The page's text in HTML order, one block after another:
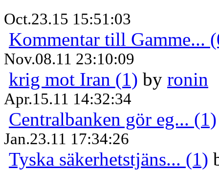
Oct.23.15 15:51:03
Kommentar till Gamme...
Nov.08.11 23:10:09
krig mot Iran (1) by ronin
Apr.15.11 14:32:34
Centralbanken gör eg... (1)
Jan.23.11 17:34:26
Tyska säkerhetstjäns... (1)